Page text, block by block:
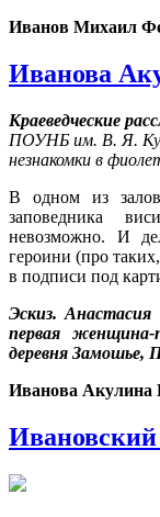
Иванов Михаил
Иванова
Краеведческие
ПОУНБ им. В. Я.
незнакомки в
В одном из залов
заповедника
невозможно. И
героини (про
в подписи под
Эскиз. Анастасия
первая женщина-
деревня Замошье,
Иванова Акулина
Ивановский